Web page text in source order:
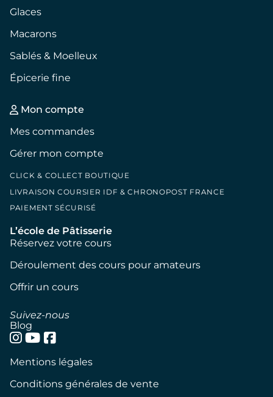
Glaces
Macarons
Sablés & Moelleux
Épicerie fine
Mon compte
Mes commandes
Gérer mon compte
CLICK & COLLECT BOUTIQUE
LIVRAISON COURSIER IDF & CHRONOPOST FRANCE
PAIEMENT SÉCURISÉ
L’école de Pâtisserie
Réservez votre cours
Déroulement des cours pour amateurs
Offrir un cours
Suivez-nous
Blog
Mentions légales
Conditions générales de vente